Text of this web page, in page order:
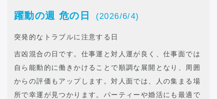
躍動の週 危の日 (2026/6/4)
突発的なトラブルに注意する日
吉凶混合の日です。仕事運と対人運が良く、仕事面では
自ら能動的に働きかけることで順調な展開となり、周囲
からの評価もアップします。対人面では、人の集まる場
所で幸運が見つかります。パーティーや婚活にも最適で